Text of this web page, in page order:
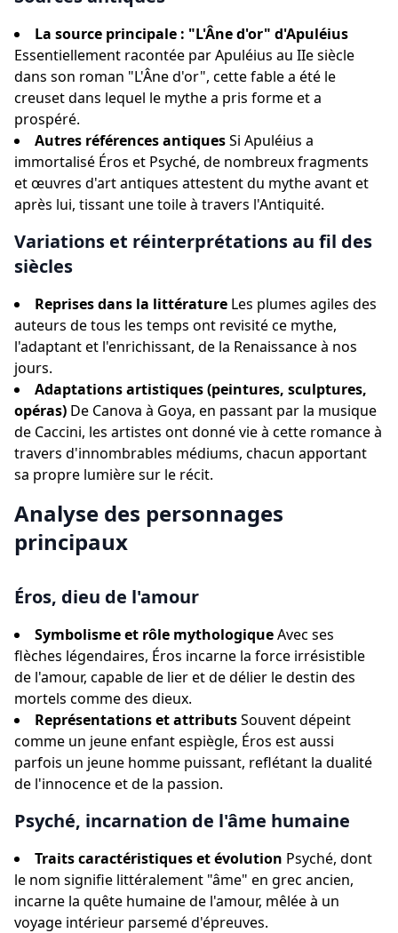
La source principale : "L'Âne d'or" d'Apuléius
Essentiellement racontée par Apuléius au IIe siècle
dans son roman "L'Âne d'or", cette fable a été le
creuset dans lequel le mythe a pris forme et a
prospéré.
Autres références antiquesSi Apuléius a
immortalisé Éros et Psyché, de nombreux fragments
et œuvres d'art antiques attestent du mythe avant et
après lui, tissant une toile à travers l'Antiquité.
Variations et réinterprétations au fil des
siècles
Reprises dans la littérature Les plumes agiles des
auteurs de tous les temps ont revisité ce mythe,
l'adaptant et l'enrichissant, de la Renaissance à nos
jours.
Adaptations artistiques (peintures, sculptures,
opéras) De Canova à Goya, en passant par la musique
de Caccini, les artistes ont donné vie à cette romance à
travers d'innombrables médiums, chacun apportant
sa propre lumière sur le récit.
Analyse des personnages
principaux
Éros, dieu de l'amour
Symbolisme et rôle mythologiqueAvec ses
flèches légendaires, Éros incarne la force irrésistible
de l'amour, capable de lier et de délier le destin des
mortels comme des dieux.
Représentations et attributsSouvent dépeint
comme un jeune enfant espiègle, Éros est aussi
parfois un jeune homme puissant, reflétant la dualité
de l'innocence et de la passion.
Psyché, incarnation de l'âme humaine
Traits caractéristiques et évolution Psyché, dont
le nom signifie littéralement "âme" en grec ancien,
incarne la quête humaine de l'amour, mêlée à un
voyage intérieur parsemé d'épreuves.